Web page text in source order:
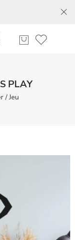
PLAY
/ Jeu